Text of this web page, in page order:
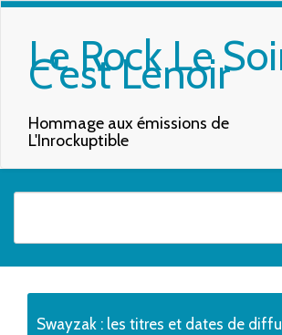
Le Rock Le
C'est Lenoir
Hommage aux émissions de
L'Inrockuptible
Swayzak : les titres et dates de